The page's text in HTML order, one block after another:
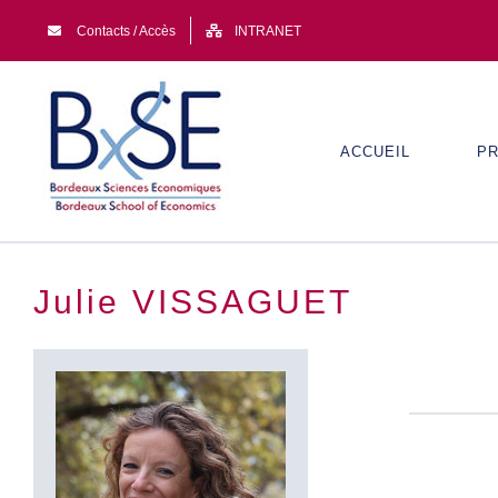
contenu
Contacts / Accès INTRANET
ACCUEIL
Julie VISSAGUET